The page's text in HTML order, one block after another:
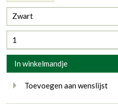
Zwart
In winkelmandje
Toevoegen aan wenslijst